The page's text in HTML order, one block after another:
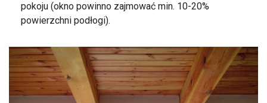
pokoju (okno powinno zajmować min. 10-20%
powierzchni podłogi).